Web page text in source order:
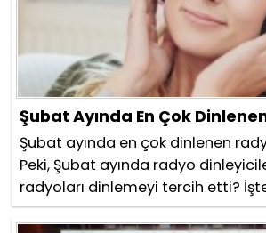
Şubat Ayında En Çok
Şubat ayında en çok dinlenen
Peki, Şubat ayında radyo
radyoları dinlemeyi tercih etti?